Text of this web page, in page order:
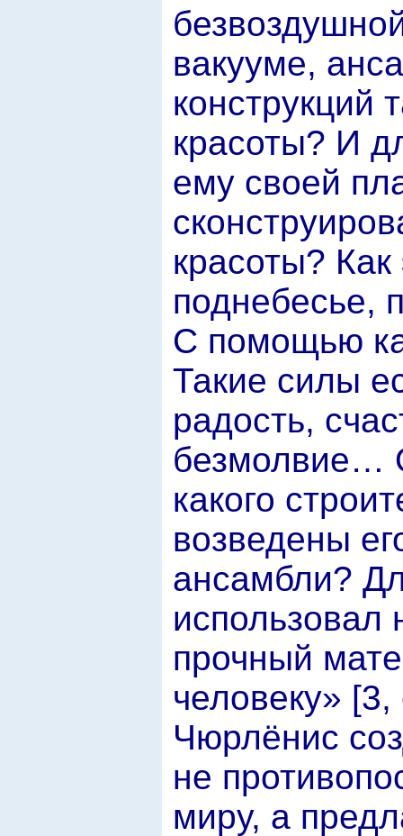
вакууме,
конструкций
красоты? И
ему своей
красоты?
поднебесье,
С помощью
Такие силы
радость,
безмолвие…
какого
возведены
ансамбли?
использовал
прочный
человеку»
Чюрлёнис
не
миру, а